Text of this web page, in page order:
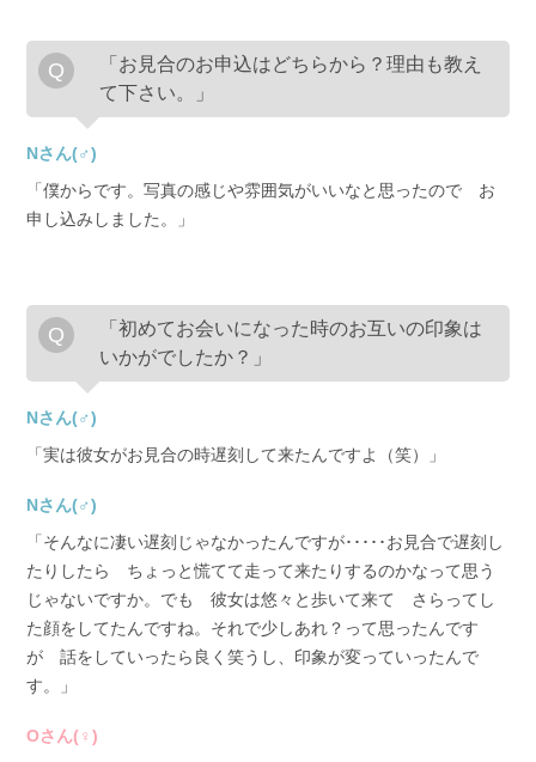
「お見合のお申込はどちらから？理由も教え
て下さい。」
Nさん(♂)
「僕からです。写真の感じや雰囲気がいいなと思ったので お
申し込みしました。」
「初めてお会いになった時のお互いの印象は
いかがでしたか？」
Nさん(♂)
「実は彼女がお見合の時遅刻して来たんですよ（笑）」
Nさん(♂)
「そんなに凄い遅刻じゃなかったんですが･････お見合で遅刻し
たりしたら ちょっと慌てて走って来たりするのかなって思う
じゃないですか。でも 彼女は悠々と歩いて来て さらってし
た顔をしてたんですね。それで少しあれ？って思ったんです
が 話をしていったら良く笑うし、印象が変っていったんで
す。」
Oさん(♀)